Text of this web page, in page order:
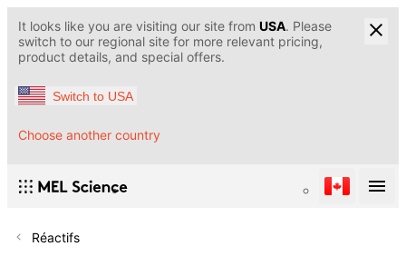
It looks like you are visiting our site from USA. Please
switch to our regional site for more relevant pricing,
product details, and special offers.
Switch to USA
Choose another country
Réactifs